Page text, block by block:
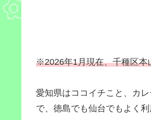
※2026年1月現在、千種区本
愛知県はココイチこと、カ
で、徳島でも仙台でもよく利